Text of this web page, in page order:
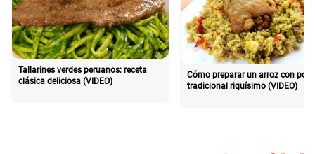
Tallarines verdes peruanos: receta
clásica deliciosa (VIDEO)
Cómo preparar un arroz con pollo
tradicional riquísimo (VIDEO)